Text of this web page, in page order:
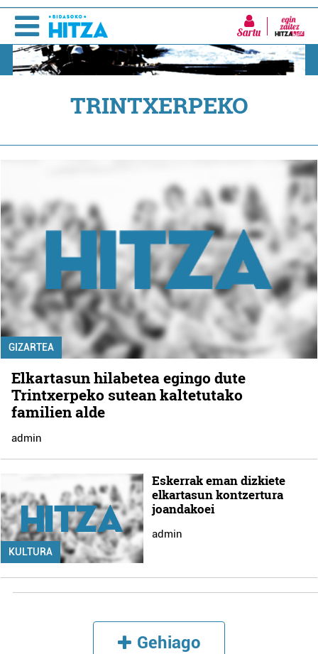
Sartu
TRINTXERPEKO
GIZARTEA
Elkartasun hilabetea egingo dute
Trintxerpeko sutean kaltetutako
familien alde
admin
KULTURA
Eskerrak eman dizkiete
elkartasun kontzertura
joandakoei
admin
Gehiago